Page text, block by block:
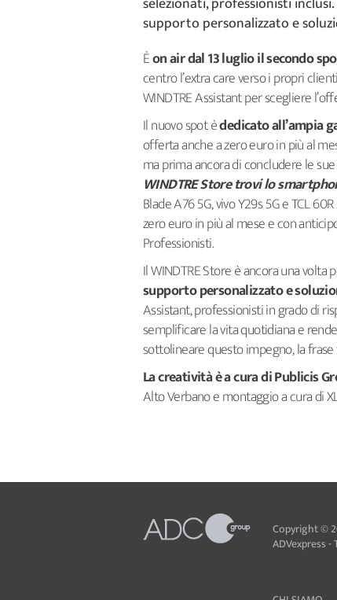
supporto personalizzato e
Èon air dal 13 luglio il secondo
centro l’extra care verso i propri
WINDTRE Assistant per scegliere
Il nuovo spot èdedicato all’ampia
offerta anche a zero euro in più al
ma prima ancora di concludere le
WINDTRE Store trovi lo
Blade A76 5G, vivo Y29s 5G e TCL
zero euro in più al mese e con
Professionisti.
Il WINDTRE Store è ancora una volta
supporto personalizzato e
Assistant, professionisti in grado di
semplificare la vita quotidiana e
sottolineare questo impegno, la
La creatività è a cura di Publicis
Alto Verbano e montaggio a cura di
Copyright ©
ADVexpress